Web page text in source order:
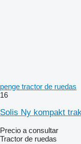
penge tractor de ruedas
16
Solis Ny kompakt
Precio a consultar
Tractor de ruedas